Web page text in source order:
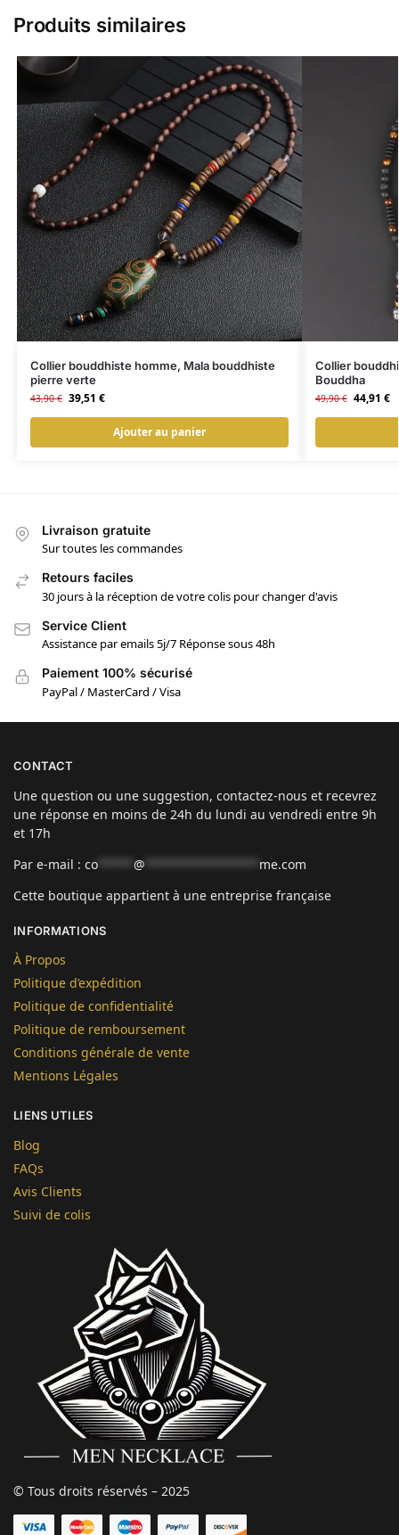
Produits similaires
Collier bouddhiste homme, Mala bouddhiste
pierre verte
43,90€ 39,51 €
Ajouter au panier
Collier
Bouddha
49,90€ 44,91 €
Livraison gratuite
Sur toutes les commandes
Retours faciles
30 jours à la réception de votre colis pour changer d'avis
Service Client
Assistance par emails 5j/7 Réponse sous 48h
Paiement 100% sécurisé
PayPal / MasterCard / Visa
CONTACT
Une question ou une suggestion, contactez-nous et recevrez
une réponse en moins de 24h du lundi au vendredi entre 9h
et 17h
Par e-mail : co @
me.com
Cette boutique appartient à une entreprise française
INFORMATIONS
À Propos
Politique d’expédition
Politique de confidentialité
Politique de remboursement
Conditions générale de vente
Mentions Légales
LIENS UTILES
Blog
FAQs
Avis Clients
Suivi de colis
© Tous droits réservés – 2025